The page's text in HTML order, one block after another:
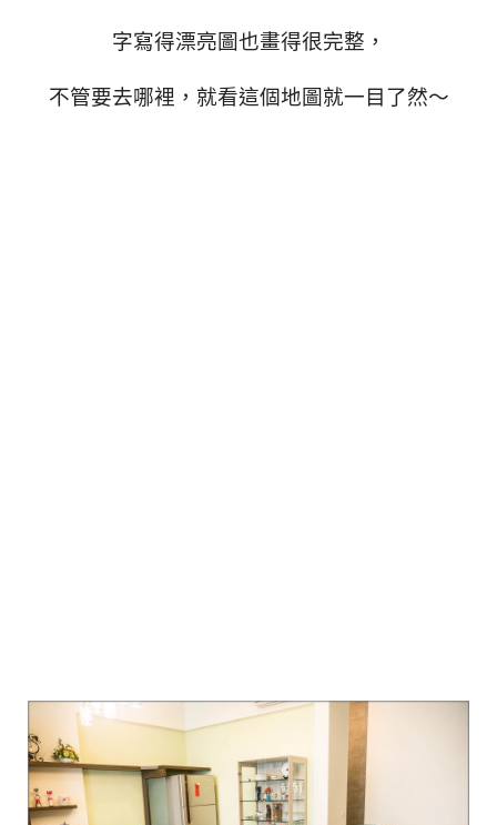
字寫得漂亮圖也畫得很完整，
不管要去哪裡，就看這個地圖就一目了然～